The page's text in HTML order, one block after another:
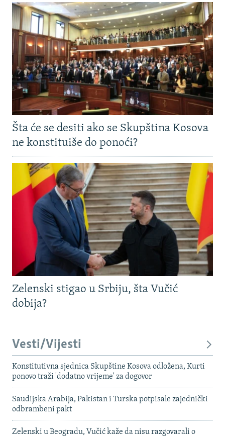
Šta će se desiti ako se Skupština Kosova
ne konstituiše do ponoći?
Zelenski stigao u Srbiju, šta Vučić
dobija?
Vesti/Vijesti
Konstitutivna sjednica Skupštine Kosova odložena, Kurti
ponovo traži 'dodatno vrijeme' za dogovor
Saudijska Arabija, Pakistan i Turska potpisale zajednički
odbrambeni pakt
Zelenski u Beogradu, Vučić kaže da nisu razgovarali o